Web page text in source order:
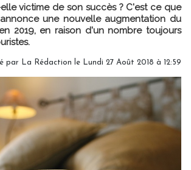
victime de son succès ? C'est ce que
une nouvelle augmentation du
2019, en raison d'un nombre toujours
par La Rédaction le Lundi 27 Août 2018 à 12:59